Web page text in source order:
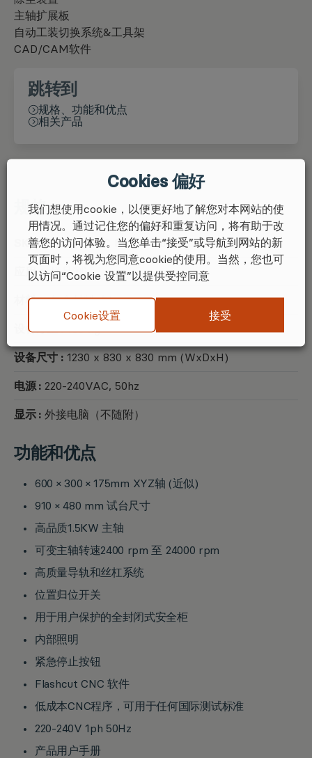
主轴扩展板
自动工装切换系统&工具架
CAD/CAM软件
跳转到
规格、功能和优点
相关产品
规格
SKU: Model 2 CNC Profile Cutting Machine
应用： 样品测试
材料： 复合材料,铝
设备净重 :150 kg
设备尺寸 :1230 x 830 x 830 mm (WxDxH)
电源 : 220-240VAC, 50hz
显示 : 外接电脑（不随附）
功能和优点
600 × 300 × 175mm XYZ轴 (近似)
910 × 480 mm 试台尺寸
高品质1.5KW 主轴
可变主轴转速2400 rpm 至 24000 rpm
高质量导轨和丝杠系统
位置归位开关
用于用户保护的全封闭式安全柜
内部照明
紧急停止按钮
Flashcut CNC 软件
低成本CNC程序，可用于任何国际测试标准
220-240V 1ph 50Hz
产品用户手册
Cookies 偏好
我们想使用cookie，以便更好地了解您对本网站的使
用情况。通过记住您的偏好和重复访问，将有助于改
善您的访问体验。当您单击“接受”或导航到网站的新
页面时，将视为您同意cookie的使用。当然，您也可
以访问“Cookie 设置”以提供受控同意
Cookie设置 接受